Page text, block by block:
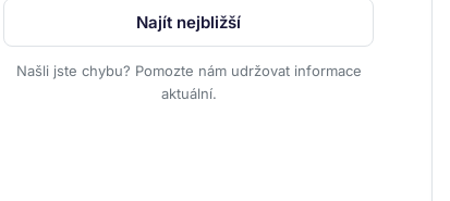
Najít nejbližší
Našli jste chybu? Pomozte nám udržovat informace
aktuální.